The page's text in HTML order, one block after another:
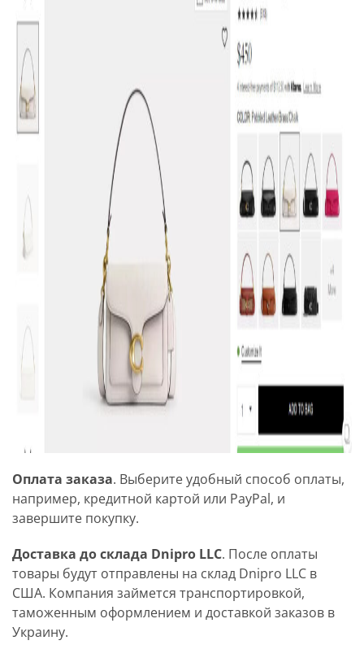
Оплата заказа. Выберите удобный способ оплаты,
например, кредитной картой или PayPal, и
завершите покупку.
Доставка до склада Dnipro LLC. После оплаты
товары будут отправлены на склад Dnipro LLC в
США. Компания займется транспортировкой,
таможенным оформлением и доставкой заказов в
Украину.